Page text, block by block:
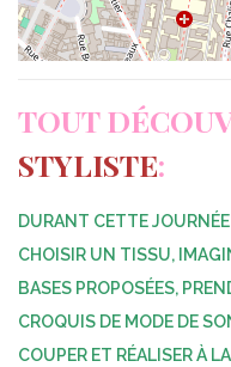
TOUT
STYLISTE:
DURANT CETTE
CHOISIR UN TISSU,
BASES PROPOSÉES,
CROQUIS DE MODE DE
COUPER ET RÉALISER À